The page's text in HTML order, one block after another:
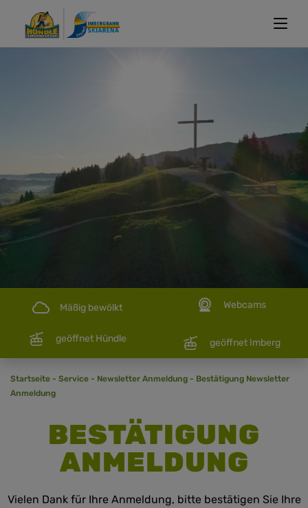
Mäßig bewölkt
geöffnet Hündle geöffnet Imberg
Webcams
Startseite - Service - Newsletter Anmeldung - Bestätigung Newsletter
Anmeldung
BESTÄTIGUNG
ANMELDUNG
Vielen Dank für Ihre Anmeldung, bitte bestätigen Sie Ihre